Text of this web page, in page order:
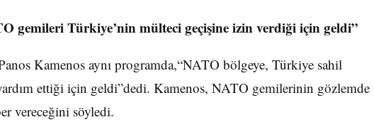
gemileri Türkiye’nin mülteci geçişine izin verdiği için geldi”
Kamenos aynı programda,“NATO bölgeye, Türkiye sahil
ettiği için geldi”dedi. Kamenos, NATO gemilerinin gözlemde
vereceğini söyledi.